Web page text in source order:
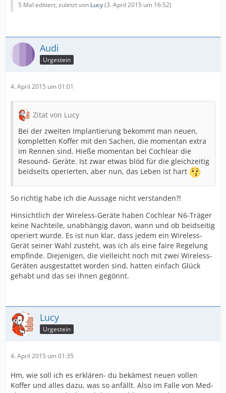
5 Mal editiert, zuletzt von Lucy(3. April 2015 um 16:52)
Audi
Urgestein
4. April 2015 um 01:01
Zitat von Lucy
Bei der zweiten Implantierung bekommt man neuen,
kompletten Koffer mit den Sachen, die momentan extra
im Rennen sind. Hieße momentan bei Cochlear die
Resound- Geräte. Ist zwar etwas blöd für die gleichzeitig
beidseits operierten, aber nun, das Leben ist hart
So richtig habe ich die Aussage nicht verstanden?!
Hinsichtlich der Wireless-Geräte haben Cochlear N6-Träger
keine Nachteile, unabhängig davon, wann und ob beidseitig
operiert wurde. Es ist nun klar, dass jedem ein Wireless-
Gerät seiner Wahl zusteht, was ich als eine faire Regelung
empfinde. Diejenigen, die vielleicht noch mit zwei Wireless-
Geräten ausgestattet worden sind, hatten einfach Glück
gehabt und das sei ihnen gegönnt.
Lucy
Urgestein
4. April 2015 um 01:35
Hm, wie soll ich es erklären- du bekämest neuen vollen
Koffer und alles dazu, was so anfällt. Also im Falle von Med-